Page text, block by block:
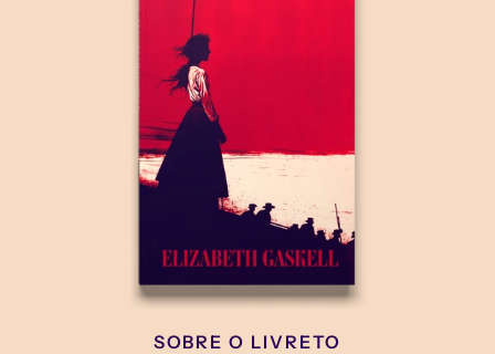
SOBRE O LIVRETO